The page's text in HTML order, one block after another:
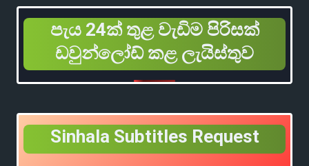
පැය 24ක් තුළ වැඩිම පිරිසක්
ඩවුන්ලෝඩ් කළ ලැයිස්තුව
Sinhala Subtitles Request